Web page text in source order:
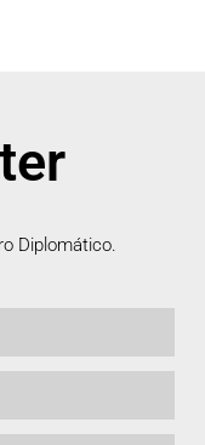
Diplomático.